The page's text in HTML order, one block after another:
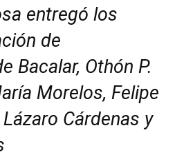
entregó los
de
Bacalar, Othón P.
Morelos, Felipe
Cárdenas y